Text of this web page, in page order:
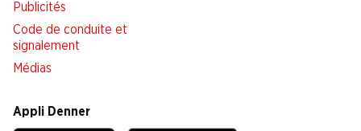
Publicités
Code de conduite et
signalement
Médias
Appli Denner